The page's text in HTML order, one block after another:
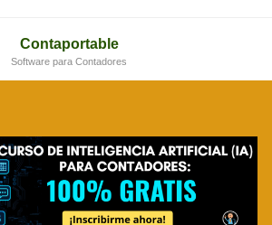
Contaportable
Software para Contadores